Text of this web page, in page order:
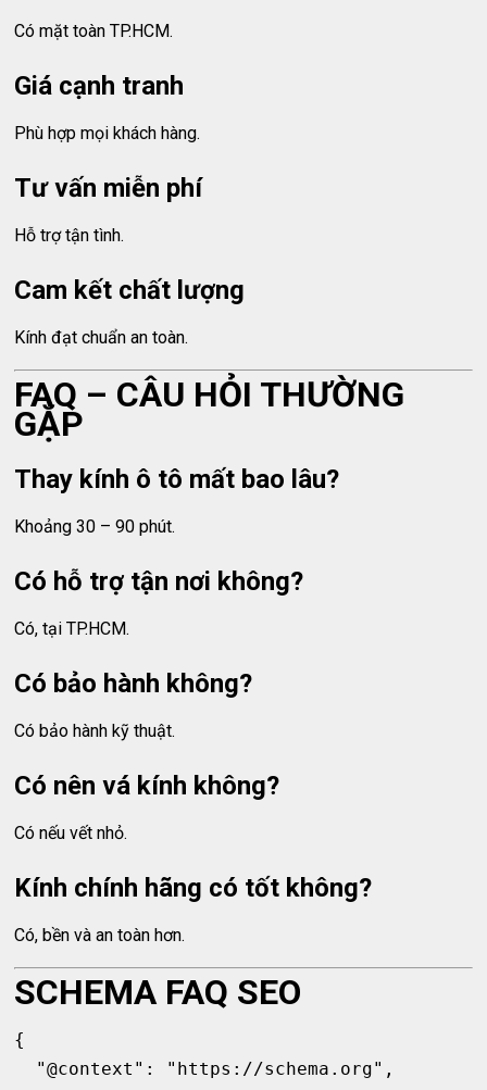
Có mặt toàn TP.HCM.
Giá cạnh tranh
Phù hợp mọi khách hàng.
Tư vấn miễn phí
Hỗ trợ tận tình.
Cam kết chất lượng
Kính đạt chuẩn an toàn.
FAQ – CÂU HỎI THƯỜNG
GẶP
Thay kính ô tô mất bao lâu?
Khoảng 30 – 90 phút.
Có hỗ trợ tận nơi không?
Có, tại TP.HCM.
Có bảo hành không?
Có bảo hành kỹ thuật.
Có nên vá kính không?
Có nếu vết nhỏ.
Kính chính hãng có tốt không?
Có, bền và an toàn hơn.
SCHEMA FAQ SEO
{
  "@context": "https://schema.org",